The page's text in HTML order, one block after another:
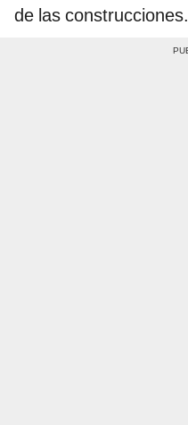
de las construcciones.